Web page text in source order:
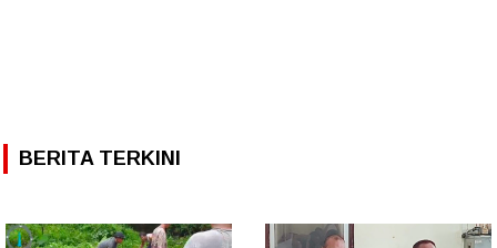
BERITA TERKINI